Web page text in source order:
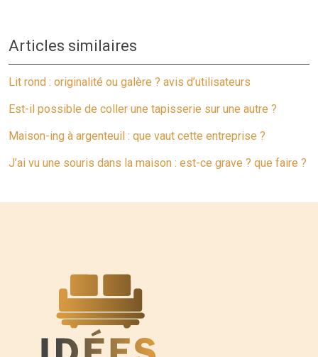
Articles similaires
Lit rond : originalité ou galère ? avis d’utilisateurs
Est-il possible de coller une tapisserie sur une autre ?
Maison-ing à argenteuil : que vaut cette entreprise ?
J’ai vu une souris dans la maison : est-ce grave ? que faire ?